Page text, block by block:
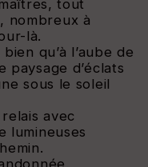
tout
nombreux à
là.
qu’à l’aube de
d’éclats
sous le soleil
avec
lumineuses